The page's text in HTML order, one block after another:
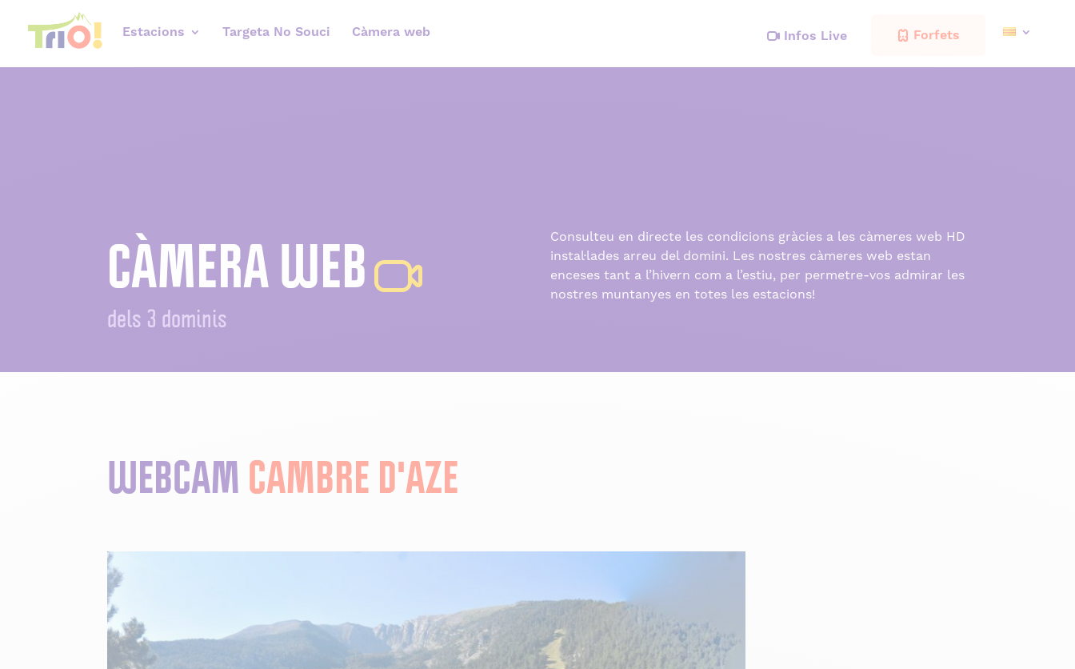
Estacions Targeta No Souci Càmera web Forfets
Infos Live
CÀMERA WEB
dels 3 dominis
Consulteu en directe les condicions gràcies a les càmeres web HD
instal·lades arreu del domini. Les nostres càmeres web estan
enceses tant a l’hivern com a l’estiu, per permetre-vos admirar les
nostres muntanyes en totes les estacions!
WEBCAMCAMBRE D'AZE